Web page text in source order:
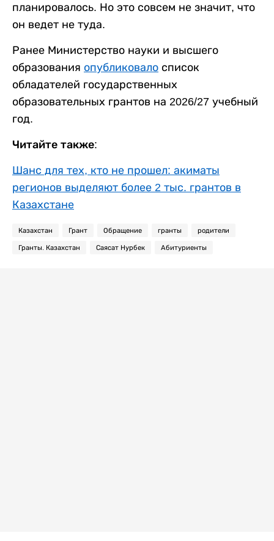
планировалось. Но это совсем не значит, что
он ведет не туда.
Ранее Министерство науки и высшего
образования опубликовало список
обладателей государственных
образовательных грантов на 2026/27 учебный
год.
Читайте также:
Шанс для тех, кто не прошел: акиматы
регионов выделяют более 2 тыс. грантов в
Казахстане
Казахстан Грант Обращение гранты родители
Гранты. Казахстан Саясат Нурбек Абитуриенты